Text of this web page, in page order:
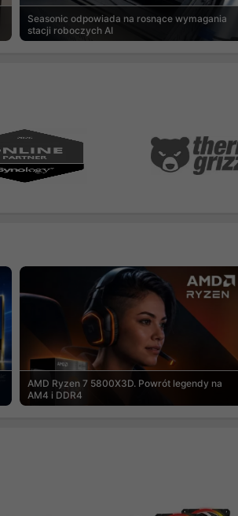
Seasonic odpowiada na rosnące wymagania
stacji roboczych AI
AMD Ryzen 7 5800X3D. Powrót legendy na
AM4 i DDR4